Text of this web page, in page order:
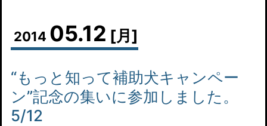
2014 05.12 [月]
“もっと知って補助犬キャンペー
ン”記念の集いに参加しました。
5/12